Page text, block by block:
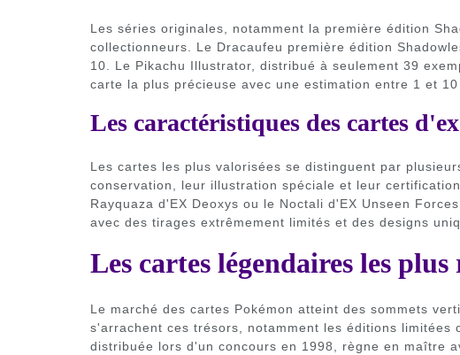
Les séries originales, notamment la première édition
collectionneurs. Le Dracaufeu première édition
10. Le Pikachu Illustrator, distribué à seulement 39
carte la plus précieuse avec une estimation entre 1 et
Les caractéristiques des cartes
Les cartes les plus valorisées se distinguent par
conservation, leur illustration spéciale et leur
Rayquaza d'EX Deoxys ou le Noctali d'EX Unseen
avec des tirages extrêmement limités et des designs
Les cartes légendaires les plus
Le marché des cartes Pokémon atteint des sommets
s'arrachent ces trésors, notamment les éditions limitées
distribuée lors d'un concours en 1998, règne en maître